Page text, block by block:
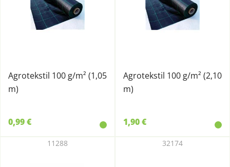
Agrotekstil 100 g/m² (1,05
m)
0,99 €
Agrotekstil 100 g/m² (2,10
m)
1,90 €
11288 32174